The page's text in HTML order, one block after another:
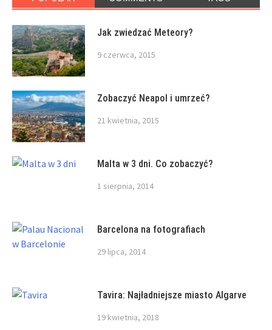
Jak zwiedzać Meteory?
9 czerwca, 2015
Zobaczyć Neapol i umrzeć?
21 kwietnia, 2015
Malta w 3 dni. Co zobaczyć?
1 sierpnia, 2014
Barcelona na fotografiach
29 lipca, 2014
Tavira: Najładniejsze miasto Algarve
19 kwietnia, 2018